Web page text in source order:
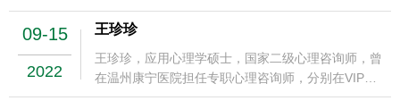
的人生故事。
注册工作委员会注册心理师（公示期)。硕士毕业于
北京师范大学应用心理学临床与咨询方向，目前已累
计个体咨询500+小时，持续接受督导200+小时。参
加方晓义老师家庭治疗实务培训、侯志谨老师人际沟
09-15
2022
王珍珍
王珍珍，应用心理学硕士，国家二级心理咨询师，曾
在温州康宁医院担任专职心理咨询师，分别在VIP睡
眠医学科和心理咨询门诊提供短程和中长程的个体心